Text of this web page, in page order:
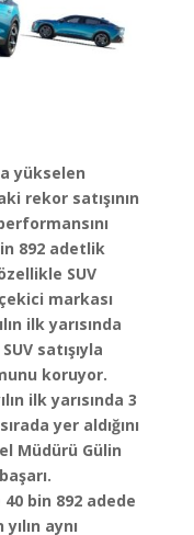
yükselen
rekor satışının
892 adetlik
SUV
markası
ilk yarısında
satışıyla
koruyor.
ilk yarısında 3
yer aldığını
Müdürü Gülin
40 bin 892 adede
aynı